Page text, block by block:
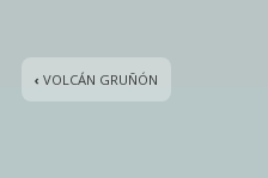
menu
menu
menu
‹ VOLCÁN GRUÑÓN